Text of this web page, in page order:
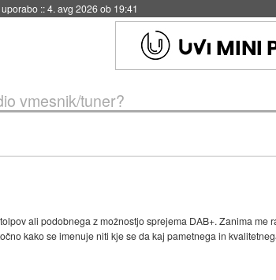
vmesnik/tuner?
ali podobnega z možnostjo sprejema DAB+. Zanima me
kako se imenuje niti kje se da kaj pametnega in